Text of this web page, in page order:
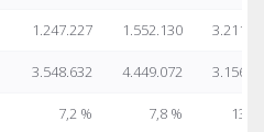
1.247.227 1.552.130
3.548.632 4.449.072
7,2 % 7,8 % 13,3